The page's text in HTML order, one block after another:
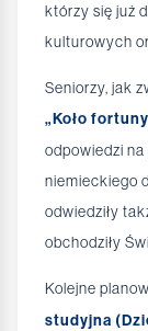
którzy się już
kulturowych
Seniorzy, jak
„Koło
odpowiedzi
niemieckiego
odwiedziły
obchodziły
Kolejne
studyjna